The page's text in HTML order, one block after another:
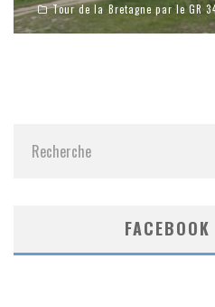
Tour de la Bretagne par le GR